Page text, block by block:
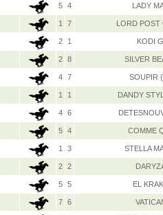
5 4 LADY
1 7 LORD POST
2 1 KODI
2 8 SILVER
4 7 SOUPIR
1 1 DANDY
4 6
5 4 COMME
1 3 STELLA
2 2
5 5 EL
7 6